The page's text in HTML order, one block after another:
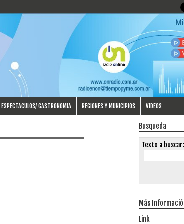
ESPECTACULOS/ GASTRONOMIA REGIONES Y MUNICIPIOS VIDEOS
Busqueda
Texto a buscar:
Más
Link